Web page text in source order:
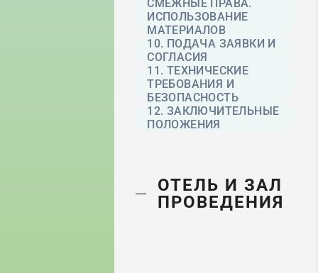
СМЕЖНЫЕ ПРАВА.
ИСПОЛЬЗОВАНИЕ
МАТЕРИАЛОВ
10. ПОДАЧА ЗАЯВКИ И
СОГЛАСИЯ
11. ТЕХНИЧЕСКИЕ
ТРЕБОВАНИЯ И
БЕЗОПАСНОСТЬ
12. ЗАКЛЮЧИТЕЛЬНЫЕ
ПОЛОЖЕНИЯ
ОТЕЛЬ И ЗАЛ
ПРОВЕДЕНИЯ